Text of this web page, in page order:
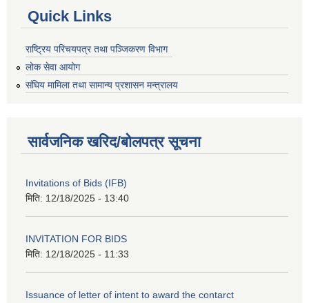
Quick Links
राष्ट्रिय परिचयपत्र तथा पञ्जिकरण विभाग
लोक सेवा आयोग
संघिय मामिला तथा सामान्य प्रशासन मन्त्रालय
सार्वजनिक खरिद/बोलपत्र सूचना
Invitations of Bids (IFB)
मिति: 12/18/2025 - 13:40
INVITATION FOR BIDS
मिति: 12/18/2025 - 11:33
Issuance of letter of intent to award the contarct